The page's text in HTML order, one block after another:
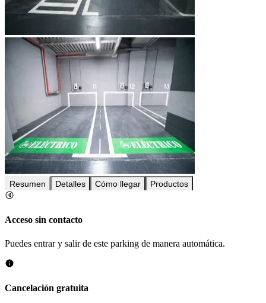
Resumen Detalles Cómo llegar Productos
Acceso sin contacto
Puedes entrar y salir de este parking de manera automática.
Cancelación gratuita